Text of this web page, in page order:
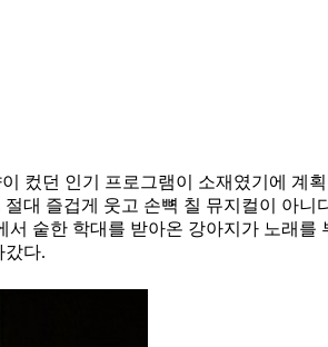
컸던 인기 프로그램이 소재였기에 계
대 즐겁게 웃고 손뼉 칠 뮤지컬이 아니
숱한 학대를 받아온 강아지가 노래를
갔다.